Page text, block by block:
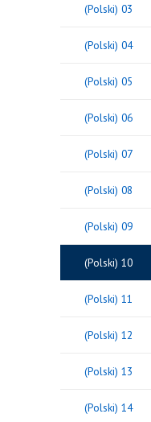
(Polski) 03
(Polski) 04
(Polski) 05
(Polski) 06
(Polski) 07
(Polski) 08
(Polski) 09
(Polski) 10
(Polski) 11
(Polski) 12
(Polski) 13
(Polski) 14